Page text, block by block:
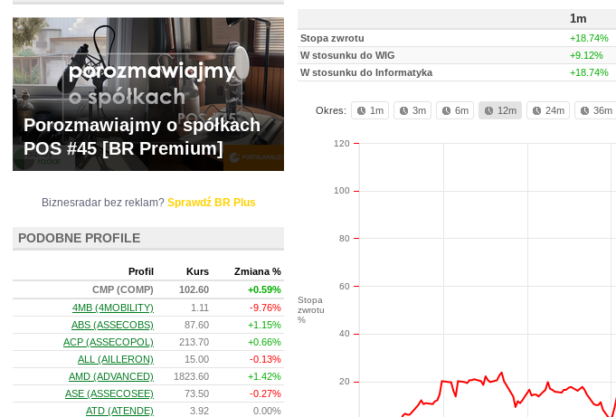
1m
Stopa zwrotu +18.74%
W stosunku do WIG
+9.12%
W stosunku do Informatyka
+18.74%
Okres:
1m 3m 6m 12m 24m 36m
Stopa
zwrotu
%
20
40
60
80
100
120
Porozmawiajmy o spółkach
POS #45 [BR Premium]
Biznesradar bez reklam? Sprawdź BR Plus
PODOBNE PROFILE
Profil Kurs
Zmiana %
CMP (COMP)
102.60
+0.59%
4MB (4MOBILITY)
1.11
-9.76%
ABS (ASSECOBS)
87.60
+1.15%
ACP (ASSECOPOL)
213.70
+0.66%
ALL (AILLERON)
15.00
-0.13%
AMD (ADVANCED)
1823.60
+1.42%
ASE (ASSECOSEE)
73.50
-0.27%
ATD (ATENDE)
3.92
0.00%